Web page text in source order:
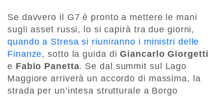
Se davvero il G7 è pronto a mettere le mani
sugli asset russi, lo si capirà tra due giorni,
quando a Stresa si riuniranno i ministri delle
Finanze, sotto la guida diGiancarlo Giorgetti
e Fabio Panetta. Se dal summit sul Lago
Maggiore arriverà un accordo di massima, la
strada per un’intesa strutturale a Borgo